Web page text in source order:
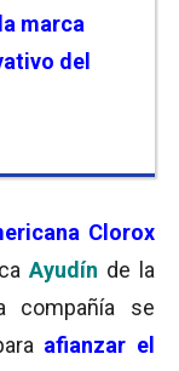
marca
del
Clorox
Ayudín de la
compañía se
afianzar el